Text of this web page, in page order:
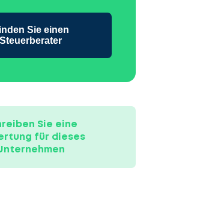
Sie einen
Steuerberater
Sie eine
für dieses